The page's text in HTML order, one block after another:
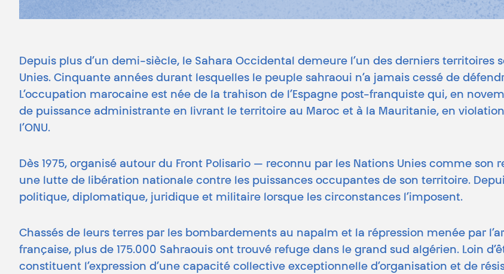
Depuis plus d’un demi-siècle, le Sahara Occidental demeure l’un des derniers territoires
Unies. Cinquante années durant lesquelles le peuple sahraoui n’a jamais cessé de
L’occupation marocaine est née de la trahison de l’Espagne post-franquiste qui, en
de puissance administrante en livrant le territoire au Maroc et à la Mauritanie, en
l’ONU.
Dès 1975, organisé autour du Front Polisario — reconnu par les Nations Unies comme
une lutte de libération nationale contre les puissances occupantes de son territoire.
politique, diplomatique, juridique et militaire lorsque les circonstances l’imposent.
Chassés de leurs terres par les bombardements au napalm et la répression menée par
française, plus de 175.000 Sahraouis ont trouvé refuge dans le grand sud algérien. Loin
constituent l’expression d’une capacité collective exceptionnelle d’organisation et de